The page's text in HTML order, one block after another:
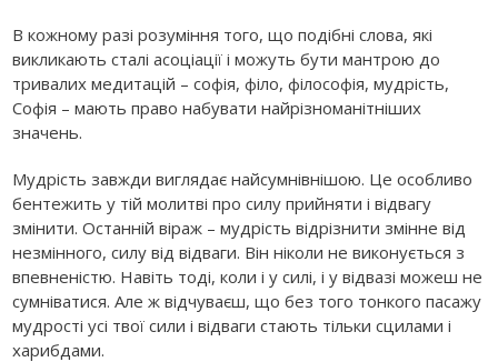
В кожному разі розуміння того, що подібні слова, які
викликають сталі асоціації і можуть бути мантрою до
тривалих медитацій – софія, філо, філософія, мудрість,
Софія – мають право набувати найрізноманітніших
значень.
Мудрість завжди виглядає найсумнівнішою. Це особливо
бентежить у тій молитві про силу прийняти і відвагу
змінити. Останній віраж – мудрість відрізнити змінне від
незмінного, силу від відваги. Він ніколи не виконується з
впевненістю. Навіть тоді, коли і у силі, і у відвазі можеш не
сумніватися. Але ж відчуваєш, що без того тонкого пасажу
мудрості усі твої сили і відваги стають тільки сцилами і
харибдами.